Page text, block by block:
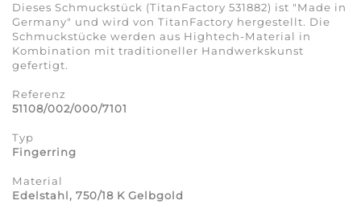
Dieses Schmuckstück (TitanFactory 531882) ist "Made in
Germany" und wird von TitanFactory hergestellt. Die
Schmuckstücke werden aus Hightech-Material in
Kombination mit traditioneller Handwerkskunst
gefertigt.
Referenz
51108/002/000/7101
Typ
Fingerring
Material
Edelstahl, 750/18 K Gelbgold